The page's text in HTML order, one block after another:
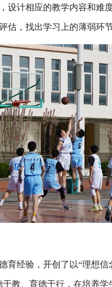
设计相应的教学内容和难
，找出学习上的薄弱环
经验，开创了以“理想信
教、育德于行，在培养